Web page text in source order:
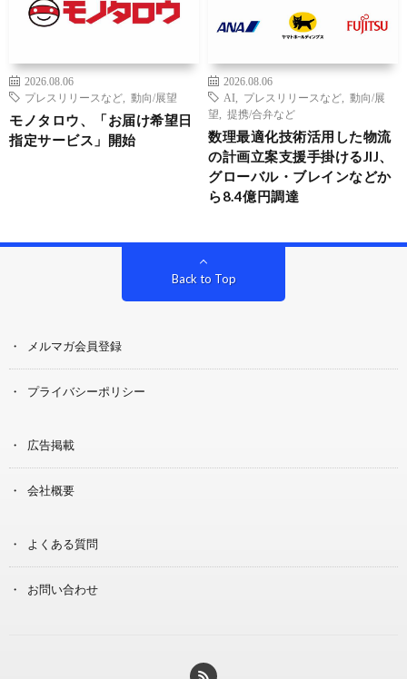
2026.08.06
プレスリリースなど
動向/展望
モノタロウ、「お届け希望日
指定サービス」開始
2026.08.06
AI
プレスリリースなど
動向/展
望
提携/合弁など
数理最適化技術活用した物流
の計画立案支援手掛けるJIJ、
グローバル・ブレインなどか
ら8.4億円調達
Back to Top
メルマガ会員登録
プライバシーポリシー
広告掲載
会社概要
よくある質問
お問い合わせ